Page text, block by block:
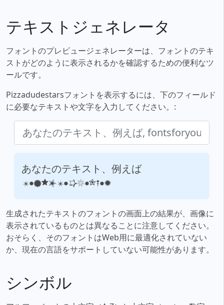
テキストジェネレータ
フォントのプレビュージェネレーターは、フォントのテキ
ストがどのように表示されるかを確認するための便利なツ
ールです。
Pizzadudestarsフォントを表示するには、下のフィールド
に必要なテキストや文字を入力してください。:
あなたのテキスト、例えば,
fontsforyou.com
生成されたテキストのフォントの画面上の結果が、画像に
表示されているものとは異なることに注意してください。
おそらく、そのフォントはWeb用に最適化されていない
か、現在の言語をサポートしていない可能性があります。
シンボル